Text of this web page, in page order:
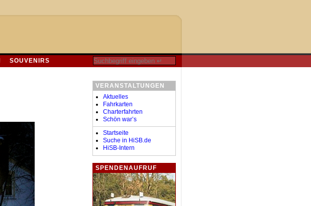
SOUVENIRS
VERANSTALTUNGEN
Aktuelles
Fahrkarten
Charterfahrten
Schön war’s
Startseite
Suche in HiSB.de
HiSB-Intern
SPENDENAUFRUF